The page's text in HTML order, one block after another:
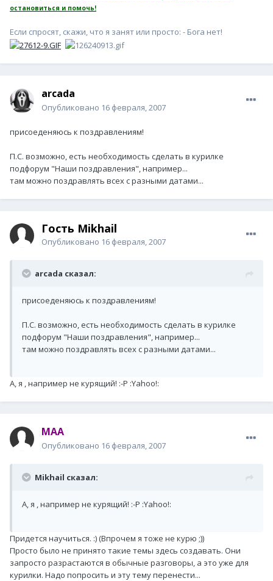
остановиться и помочь!
Если спросят, скажи, что я занят или просто: - Бога нет!
arcada
Опубликовано 16 февраля, 2007
присоеденяюсь к поздравлениям!
П.С. возможно, есть необходимость сделать в курилке
подфорум "Наши поздравления", например...
там можно поздравлять всех с разными датами...
Гость Mikhail
Опубликовано 16 февраля, 2007
arcada сказал:
присоеденяюсь к поздравлениям!
П.С. возможно, есть необходимость сделать в курилке
подфорум "Наши поздравления", например...
там можно поздравлять всех с разными датами...
А, я , например не курящий! :-P :Yahoo!:
MAA
Опубликовано 16 февраля, 2007
Mikhail сказал:
А, я , например не курящий! :-P :Yahoo!:
Придется научиться. :) (Впрочем я тоже не курю ;))
Просто было не принято такие темы здесь создавать. Они
запросто разрастаются в обычные разговоры, а это уже для
курилки. Надо попросить и эту тему перенести...